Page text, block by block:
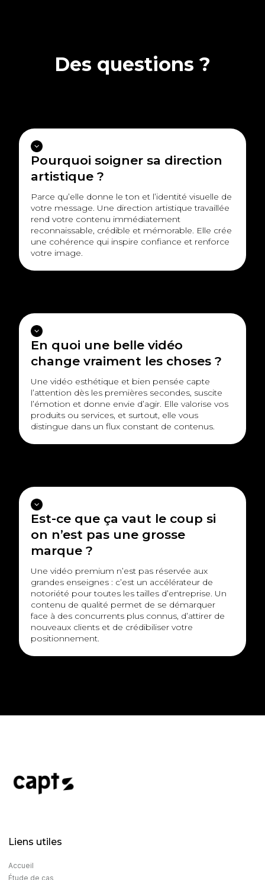
Des questions ?
Pourquoi soigner sa direction
artistique ?
Parce qu’elle donne le ton et l’identité visuelle de
votre message. Une direction artistique travaillée
rend votre contenu immédiatement
reconnaissable, crédible et mémorable. Elle crée
une cohérence qui inspire confiance et renforce
votre image.
En quoi une belle vidéo
change vraiment les choses ?
Une vidéo esthétique et bien pensée capte
l’attention dès les premières secondes, suscite
l’émotion et donne envie d’agir. Elle valorise vos
produits ou services, et surtout, elle vous
distingue dans un flux constant de contenus.
Est-ce que ça vaut le coup si
on n’est pas une grosse
marque ?
Une vidéo premium n’est pas réservée aux
grandes enseignes : c’est un accélérateur de
notoriété pour toutes les tailles d’entreprise. Un
contenu de qualité permet de se démarquer
face à des concurrents plus connus, d’attirer de
nouveaux clients et de crédibiliser votre
positionnement.
Liens utiles
Accueil
Étude de cas